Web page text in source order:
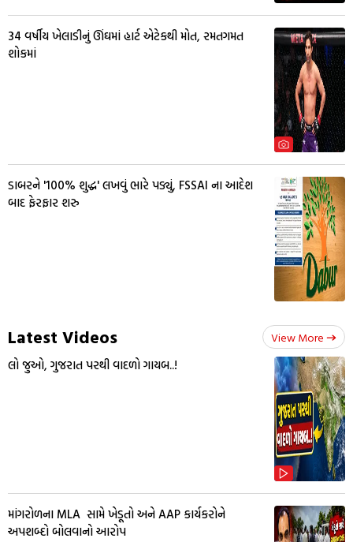
34 વર્ષીય ખેલાડીનું ઊંઘમાં હાર્ટ એટેકથી મોત, રમતગમત
શોકમાં
ડાબરને '100% શુદ્ધ' લખવું ભારે પડ્યું, FSSAI ના આદેશ
બાદ ફેરફાર શરુ
Latest Videos View More
લો જુઓ, ગુજરાત પરથી વાદળો ગાયબ..!
માંગરોળના MLA સામે ખેડૂતો અને AAP કાર્યકરોને
અપશબ્દો બોલવાનો આરોપ